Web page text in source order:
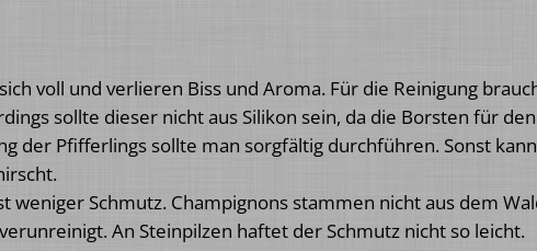
voll und verlieren Biss und Aroma. Für die Reinigung
sollte dieser nicht aus Silikon sein, da die Borsten für
der Pfifferlings sollte man sorgfältig durchführen. Sonst
Schmutz. Champignons stammen nicht aus dem
An Steinpilzen haftet der Schmutz nicht so leicht.